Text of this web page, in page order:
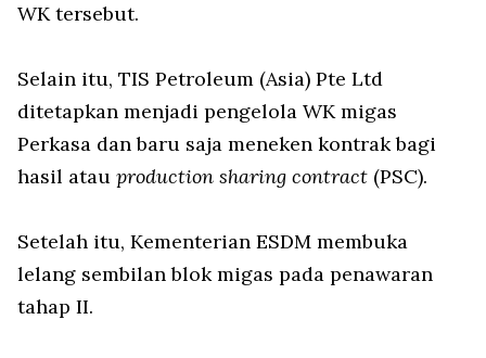
WK tersebut.
Selain itu, TIS Petroleum (Asia) Pte Ltd
ditetapkan menjadi pengelola WK migas
Perkasa dan baru saja meneken kontrak bagi
hasil atau production sharing contract (PSC).
Setelah itu, Kementerian ESDM membuka
lelang sembilan blok migas pada penawaran
tahap II.